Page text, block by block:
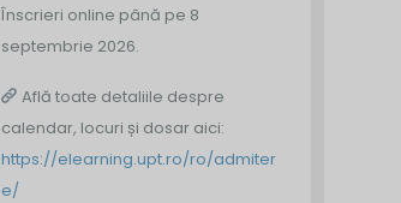
Înscrieri online până pe 8
septembrie 2026.
Află toate detaliile despre
calendar, locuri și dosar aici:
https://elearning.upt.ro/ro/admiter
e/